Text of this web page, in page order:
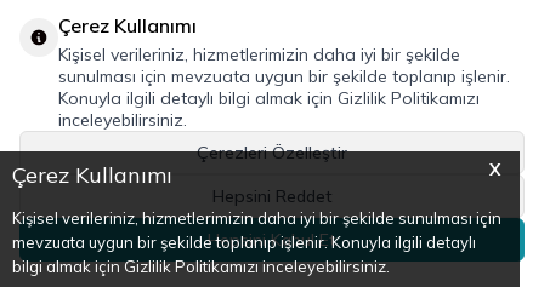
X
Çerez Kullanımı
Kişisel verileriniz, hizmetlerimizin daha iyi bir şekilde sunulması için
mevzuata uygun bir şekilde toplanıp işlenir. Konuyla ilgili detaylı
bilgi almak için Gizlilik Politikamızı inceleyebilirsiniz.
Kurumsal
Bilgilendirme
Adres & İletişim
Çerez Kullanımı
Kişisel verileriniz, hizmetlerimizin daha iyi bir şekilde
sunulması için mevzuata uygun bir şekilde toplanıp işlenir.
Konuyla ilgili detaylı bilgi almak için Gizlilik Politikamızı
inceleyebilirsiniz.
Çerezleri Özelleştir
Hepsini Reddet
Hepsini Kabul Et